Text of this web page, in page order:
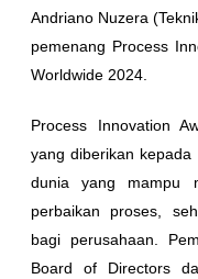
Andriano Nuzera
pemenang Process
Worldwide 2024.
Process Innovation
yang diberikan kepada
dunia yang mampu
perbaikan proses,
bagi perusahaan.
Board of Directors